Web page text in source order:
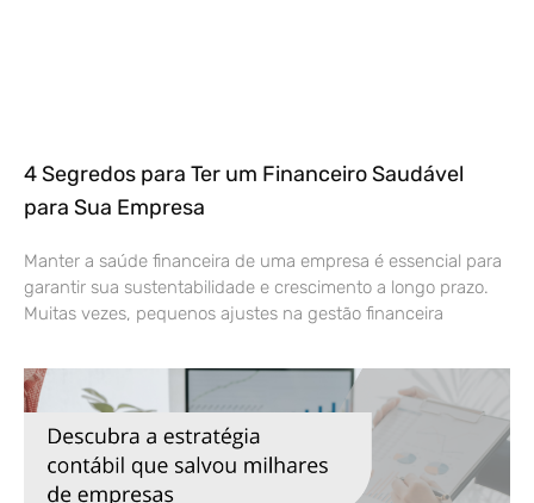
4 Segredos para Ter um Financeiro Saudável
para Sua Empresa
Manter a saúde financeira de uma empresa é essencial para
garantir sua sustentabilidade e crescimento a longo prazo.
Muitas vezes, pequenos ajustes na gestão financeira